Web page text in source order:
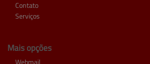
Contato
Serviços
Mais opções
Webmail